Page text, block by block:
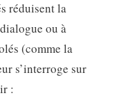
réduisent la
ou à
(comme la
s’interroge sur
: